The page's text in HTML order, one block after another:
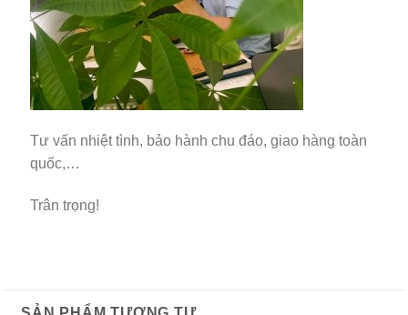
Tư vấn nhiệt tình, bảo hành chu đáo, giao hàng toàn
quốc,…
Trân trọng!